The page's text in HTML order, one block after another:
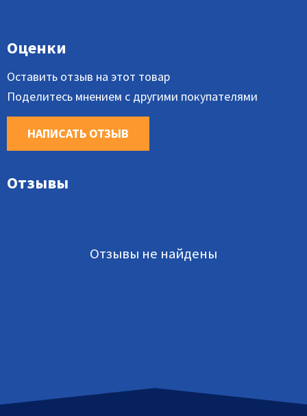
Отзывы
Отзывы не найдены
Оценки
Оставить отзыв на этот товар
Поделитесь мнением с другими покупателями
НАПИСАТЬ ОТЗЫВ